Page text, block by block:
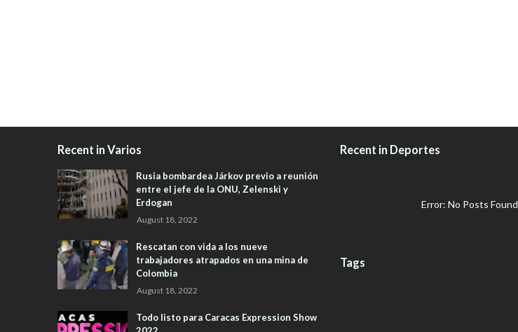
Recent in Varios
Rusia bombardea Járkov previo a reunión
entre el jefe de la ONU, Zelenski y
Erdogan
August 18, 2022
Rescatan con vida a los nueve
trabajadores atrapados en una mina de
Colombia
August 18, 2022
Todo listo para Caracas Expression Show
Recent in Deportes
Error: No Posts Found
Tags